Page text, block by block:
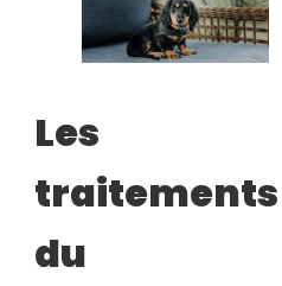
Les
traitements
du